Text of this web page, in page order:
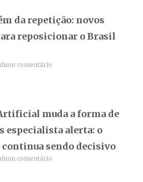
da repetição: novos
reposicionar o Brasil
comentário
muda a forma de
especialista alerta: o
sendo decisivo
comentário